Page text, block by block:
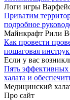
Логи игры
Приватим
подробное
Майнкрафт Рили
Как провести
пошаговая
Если у вас
Пять эффективных
халата и
Медицинский
Про сайт